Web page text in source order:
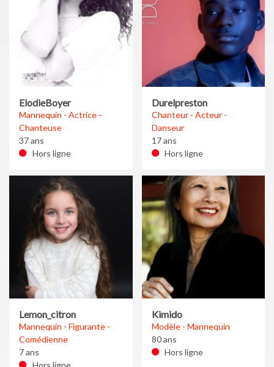
ElodieBoyer
Mannequin - Actrice -
Chanteuse
37 ans
Hors ligne
Durelpreston
Chanteur - Acteur -
Danseur
17 ans
Hors ligne
Lemon_citron
Mannequin - Figurante -
Comédienne
7 ans
Kimido
Modèle - Mannequin
80 ans
Hors ligne